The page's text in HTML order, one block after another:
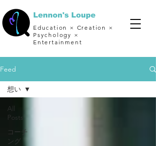
Lennon's Loupe
Education × Creation ×
Psychology ×
Entertainment
Feed
All
Posts
コーチ
ング
想い